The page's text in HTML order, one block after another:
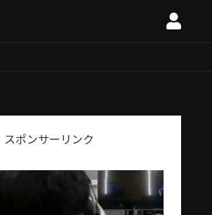
スポンサーリンク